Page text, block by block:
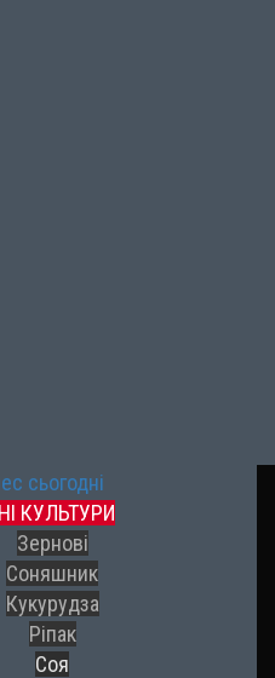
КУЛЬТУРИ
Зернові
Соняшник
Кукурудза
Ріпак
Соя